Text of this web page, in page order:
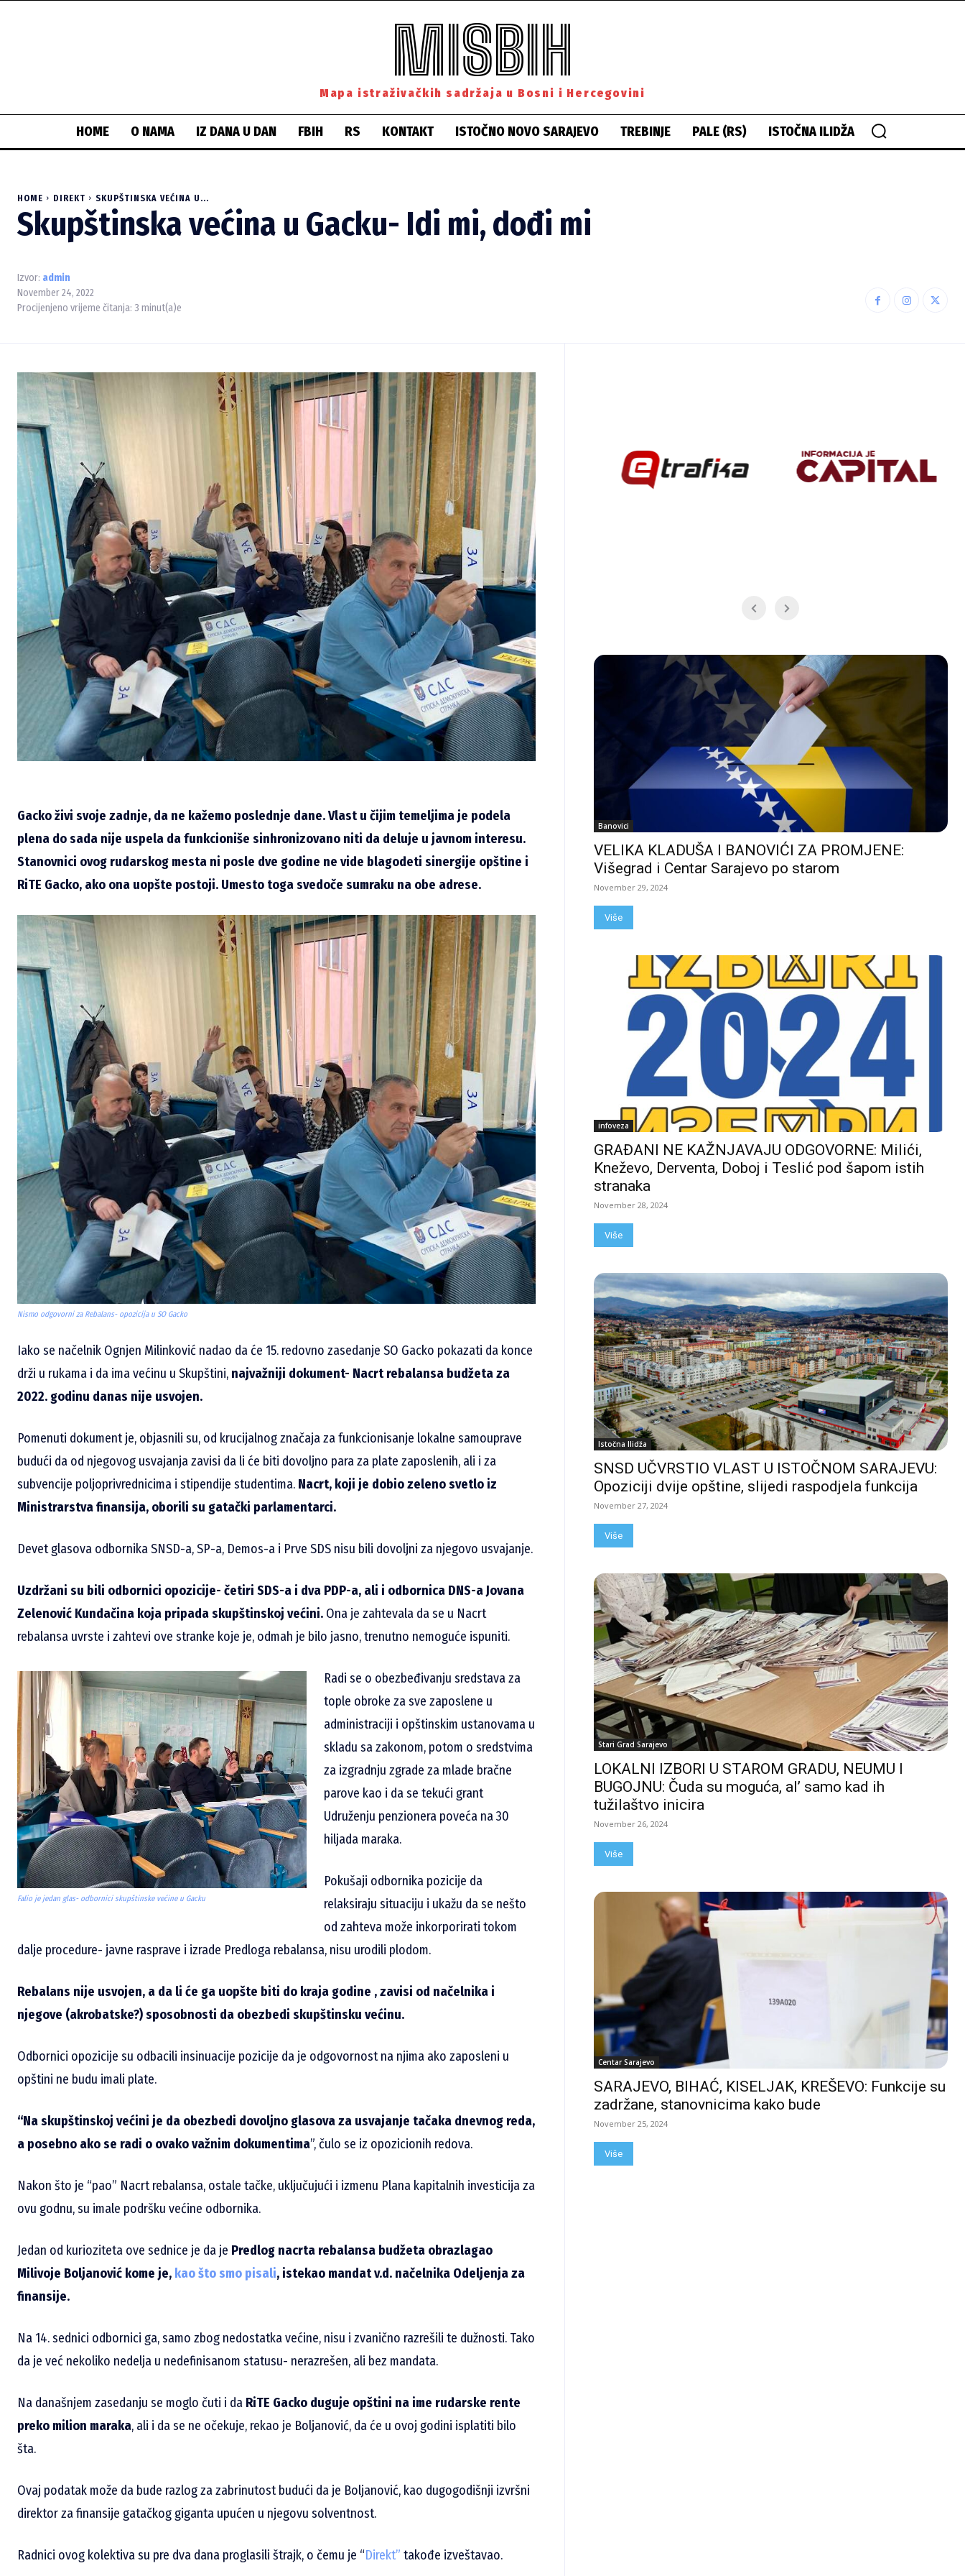
MISBIH
Mapa istraživačkih sadržaja u Bosni i Hercegovini
HOME O NAMA IZ DANA U DAN FBIH RS KONTAKT ISTOČNO NOVO SARAJEVO TREBINJE PALE (RS) ISTOČNA ILIDŽA
HOME DIREKT SKUPŠTINSKA VEĆINA U...
Skupštinska većina u Gacku- Idi mi, dođi mi
Izvor: admin
November 24, 2022
Procijenjeno vrijeme čitanja: 3 minut(a)e
Gacko živi svoje zadnje, da ne kažemo poslednje dane. Vlast u čijim temeljima je podela
plena do sada nije uspela da funkcioniše sinhronizovano niti da deluje u javnom interesu.
Stanovnici ovog rudarskog mesta ni posle dve godine ne vide blagodeti sinergije opštine i
RiTE Gacko, ako ona uopšte postoji. Umesto toga svedoče sumraku na obe adrese.
Nismo odgovorni za Rebalans- opozicija u SO Gacko
Iako se načelnik Ognjen Milinković nadao da će 15. redovno zasedanje SO Gacko pokazati da konce
drži u rukama i da ima većinu u Skupštini, najvažniji dokument- Nacrt rebalansa budžeta za
2022. godinu danas nije usvojen.
Pomenuti dokument je, objasnili su, od krucijalnog značaja za funkcionisanje lokalne samouprave
budući da od njegovog usvajanja zavisi da li će biti dovoljno para za plate zaposlenih, ali i za
subvencije poljoprivrednicima i stipendije studentima. Nacrt, koji je dobio zeleno svetlo iz
Ministrarstva finansija, oborili su gatački parlamentarci.
Devet glasova odbornika SNSD-a, SP-a, Demos-a i Prve SDS nisu bili dovoljni za njegovo usvajanje.
Uzdržani su bili odbornici opozicije- četiri SDS-a i dva PDP-a, ali i odbornica DNS-a Jovana
Zelenović Kundačina koja pripada skupštinskoj većini. Ona je zahtevala da se u Nacrt
rebalansa uvrste i zahtevi ove stranke koje je, odmah je bilo jasno, trenutno nemoguće ispuniti.
Falio je jedan glas- odbornici skupštinske većine u Gacku
Radi se o obezbeđivanju sredstava za
tople obroke za sve zaposlene u
administraciji i opštinskim ustanovama u
skladu sa zakonom, potom o sredstvima
za izgradnju zgrade za mlade bračne
parove kao i da se tekući grant
Udruženju penzionera poveća na 30
hiljada maraka.
Pokušaji odbornika pozicije da
relaksiraju situaciju i ukažu da se nešto
od zahteva može inkorporirati tokom
dalje procedure- javne rasprave i izrade Predloga rebalansa, nisu urodili plodom.
Rebalans nije usvojen, a da li će ga uopšte biti do kraja godine , zavisi od načelnika i
njegove (akrobatske?) sposobnosti da obezbedi skupštinsku većinu.
Odbornici opozicije su odbacili insinuacije pozicije da je odgovornost na njima ako zaposleni u
opštini ne budu imali plate.
“Na skupštinskoj većini je da obezbedi dovoljno glasova za usvajanje tačaka dnevnog reda,
a posebno ako se radi o ovako važnim dokumentima”, čulo se iz opozicionih redova.
Nakon što je “pao” Nacrt rebalansa, ostale tačke, uključujući i izmenu Plana kapitalnih investicija za
ovu godnu, su imale podršku većine odbornika.
Jedan od kurioziteta ove sednice je da je Predlog nacrta rebalansa budžeta obrazlagao
Milivoje Boljanović kome je, kao što smo pisali, istekao mandat v.d. načelnika Odeljenja za
finansije.
Na 14. sednici odbornici ga, samo zbog nedostatka većine, nisu i zvanično razrešili te dužnosti. Tako
da je već nekoliko nedelja u nedefinisanom statusu- nerazrešen, ali bez mandata.
Na današnjem zasedanju se moglo čuti i da RiTE Gacko duguje opštini na ime rudarske rente
preko milion maraka, ali i da se ne očekuje, rekao je Boljanović, da će u ovoj godini isplatiti bilo
šta.
Ovaj podatak može da bude razlog za zabrinutost budući da je Boljanović, kao dugogodišnji izvršni
direktor za finansije gatačkog giganta upućen u njegovu solventnost.
Radnici ovog kolektiva su pre dva dana proglasili štrajk, o čemu je “Direkt” takođe izveštavao.
Banovici
VELIKA KLADUŠA I BANOVIĆI ZA PROMJENE:
Višegrad i Centar Sarajevo po starom
November 29, 2024
Više
infoveza
GRAĐANI NE KAŽNJAVAJU ODGOVORNE: Milići,
Kneževo, Derventa, Doboj i Teslić pod šapom istih
stranaka
November 28, 2024
Više
Istočna Ilidža
SNSD UČVRSTIO VLAST U ISTOČNOM SARAJEVU:
Opoziciji dvije opštine, slijedi raspodjela funkcija
November 27, 2024
Više
Stari Grad Sarajevo
LOKALNI IZBORI U STAROM GRADU, NEUMU I
BUGOJNU: Čuda su moguća, al’ samo kad ih
tužilaštvo inicira
November 26, 2024
Više
Centar Sarajevo
SARAJEVO, BIHAĆ, KISELJAK, KREŠEVO: Funkcije su
zadržane, stanovnicima kako bude
November 25, 2024
Više